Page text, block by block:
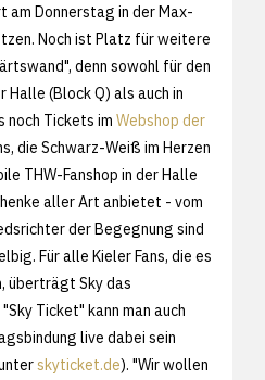
am Donnerstag in der Max-
Noch ist Platz für weitere
denn sowohl für den
Halle (Block Q) als auch in
noch Tickets im Webshop der
die Schwarz-Weiß im Herzen
THW-Fanshop in der Halle
aller Art anbietet - vom
der Begegnung sind
Für alle Kieler Fans, die es
überträgt Sky das
Ticket" kann man auch
live dabei sein
skyticket.de). "Wir wollen